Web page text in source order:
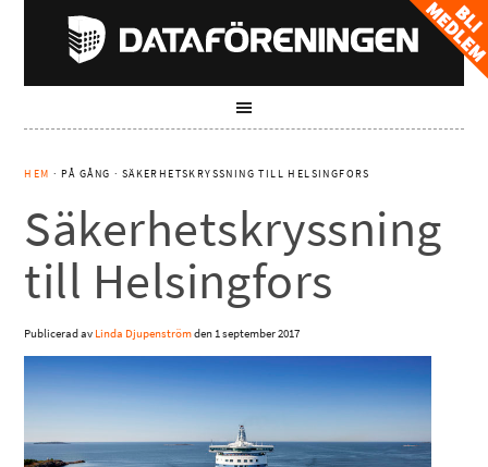
HEM · PÅ GÅNG · SÄKERHETSKRYSSNING TILL HELSINGFORS
Säkerhetskryssning
till Helsingfors
Publicerad av Linda Djupenströmden1 september 2017